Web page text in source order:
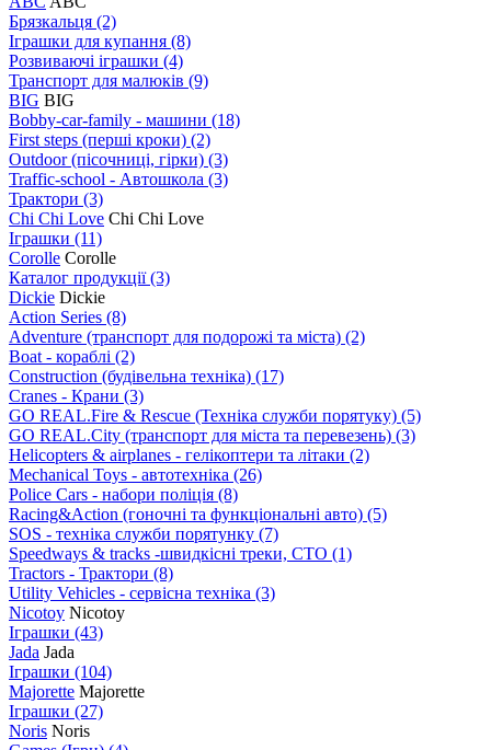
Брязкальця (2)
Іграшки для купання (8)
Розвиваючі іграшки (4)
Транспорт для малюків (9)
BIG BIG
Bobby-car-family - машини (18)
First steps (перші кроки) (2)
Outdoor (пісочниці, гірки) (3)
Traffic-school - Автошкола (3)
Трактори (3)
Chi Chi Love Chi Chi Love
Іграшки (11)
Corolle Corolle
Каталог продукції(3)
Dickie Dickie
Action Series (8)
Adventure (транспорт для подорожі та міста) (2)
Boat - кораблі (2)
Construction (будівельна техніка) (17)
Cranes - Крани (3)
GO REAL.Fire & Rescue (Техніка служби порятуку) (5)
GO REAL.City (транспорт для міста та перевезень) (3)
Helicopters & airplanes - гелікоптери та літаки (2)
Mechanical Toys - автотехніка (26)
Police Cars - набори поліція (8)
Racing&Action (гоночні та функціональні авто) (5)
SOS - техніка служби порятунку (7)
Speedways & tracks -швидкісні треки, СТО (1)
Tractors - Трактори (8)
Utility Vehicles - сервісна техніка (3)
Nicotoy Nicotoy
Іграшки (43)
Jada Jada
Іграшки (104)
Majorette Majorette
Іграшки (27)
Noris Noris